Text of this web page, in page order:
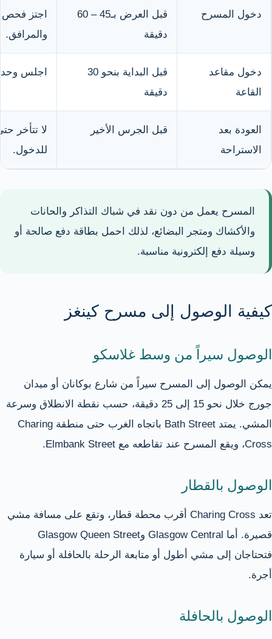
دخول المسرح
قبل العرض بـ45 – 60
دقيقة
اجتز فحص
والمرافق.
دخول مقاعد
القاعة
قبل البداية بنحو 30
دقيقة
اجلس
العودة بعد
الاستراحة
قبل الجرس الأخير
لا تتأخر
للدخول.
المسرح يعمل من دون نقد في شباك التذاكر والحانات
والأكشاك ومتجر البضائع، لذلك احمل بطاقة دفع صالحة أو
وسيلة دفع إلكترونية مناسبة.
كيفية الوصول إلى مسرح كينغز
الوصول سيراً من وسط غلاسكو
يمكن الوصول إلى المسرح سيراً من شارع بوكانان أو ميدان
جورج خلال نحو 15 إلى 25 دقيقة، حسب نقطة الانطلاق وسرعة
المشي. يمتد Bath Street باتجاه الغرب حتى منطقة Charing
Cross، ويقع المسرح عند تقاطعه مع Elmbank Street.
الوصول بالقطار
تعد Charing Cross أقرب محطة قطار، وتقع على مسافة مشي
قصيرة. أما Glasgow Central وGlasgow Queen Street
فتحتاجان إلى مشي أطول أو متابعة الرحلة بالحافلة أو سيارة
أجرة.
الوصول بالحافلة